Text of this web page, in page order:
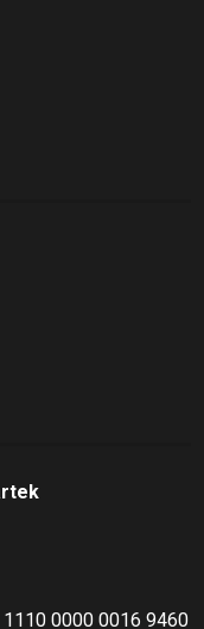
0000 0016 9460